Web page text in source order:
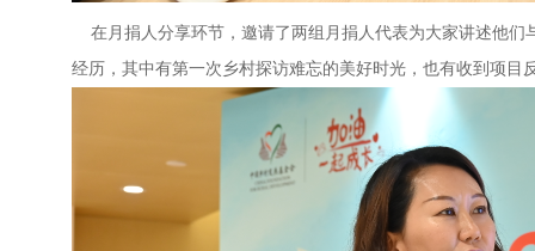
在月捐人分享环节，邀请了两组月捐人代表为大家讲述他们
经历，其中有第一次乡村探访难忘的美好时光，也有收到项目